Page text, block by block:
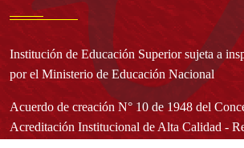
Institución de Educación Superior sujeta a
por el Ministerio de Educación Nacional
Acuerdo de creación N° 10 de 1948 del
Acreditación Institucional de Alta Calidad -